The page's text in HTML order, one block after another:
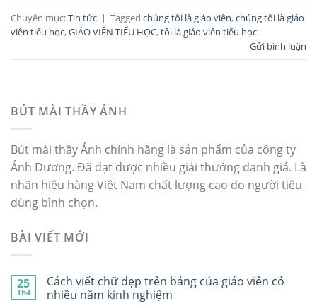
Chuyên mục:Tin tức | Tagged chúng tôi là giáo viên,chúng tôi là giáo
viên tiểu học,GIÁO VIÊN TIỂU HỌC,tôi là giáo viên tiểu học
Gửi bình luận
BÚT MÀI THẦY ÁNH
Bút mài thầy Ánh chính hãng là sản phẩm của công ty
Ánh Dương. Đã đạt được nhiều giải thưởng danh giá. Là
nhãn hiệu hàng Việt Nam chất lượng cao do người tiêu
dùng bình chọn.
BÀI VIẾT MỚI
25
Th4
Cách viết chữ đẹp trên bảng của giáo viên có
nhiều năm kinh nghiệm